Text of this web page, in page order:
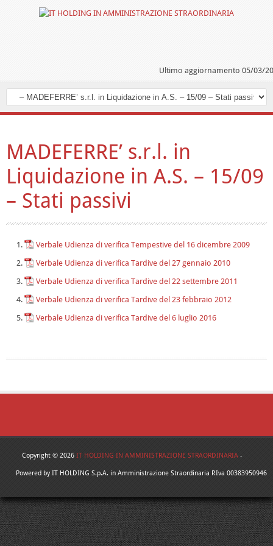
Ultimo aggiornamento 05/03/
MADEFERRE’ s.r.l. in
Liquidazione in A.S. – 15/09
– Stati passivi
Verbale Udienza di verifica Tempestive del 16 dicembre 2009
Verbale Udienza di verifica Tardive del 27 gennaio 2010
Verbale Udienza di verifica Tardive del 22 settembre 2011
Verbale Udienza di verifica Tardive del 23 febbraio 2012
Verbale Udienza di verifica Tardive del 6 luglio 2016
Copyright © 2026 IT HOLDING IN AMMINISTRAZIONE STRAORDINARIA-
Powered by IT HOLDING S.p.A. in Amministrazione Straordinaria P.Iva 00383950946